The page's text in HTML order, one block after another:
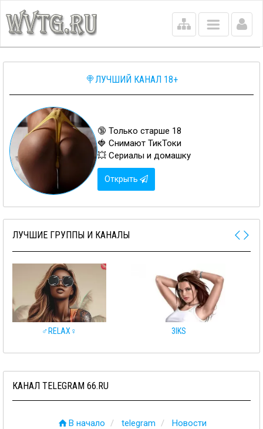
Main
menu
🍭ЛУЧШИЙ КАНАЛ 18+
🔞 Только старше 18
🍓 Снимают ТикТоки
💥 Сериалы и домашку
Открыть
ЛУЧШИЕ ГРУППЫ И КАНАЛЫ
♂️RELAX♀️ 3IKS
КАНАЛ TELEGRAM 66.RU
В начало telegram Новости